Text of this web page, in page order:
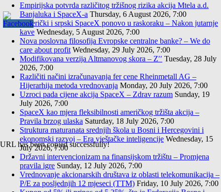
URL has been copied successfully!
Empirijska potvrda različitog tržišnog rizika akcija Mtela a.d.
Banjaluka i SpaceX-a Thursday, 6 August 2026, 7:00
Američki i srpski SpaceX ponovo u raskoraku – Nakon jutarnje
kave Wednesday, 5 August 2026, 7:00
Nova poslovna filosofija Evropske centralne banke? – We do
care about profit Wednesday, 29 July 2026, 7:00
Modifikovana verzija Altmanovog skora – Z′′ Tuesday, 28 July
2026, 7:00
Različiti načini izračunavanja fer cene Rheinmetall AG –
Hijerarhija metoda vrednovanja Monday, 20 July 2026, 7:00
Uzroci pada cijene akcija SpaceX – Zdrav razum Sunday, 19
July 2026, 7:00
SpaceX kao mjera fleksibilnosti američkog tržišta akcija –
Pravila brzog ulaska Saturday, 18 July 2026, 7:00
Struktura maturanata srednjih škola u Bosni i Hercegovini i
ekonomski razvoj – Era vještačke inteligencije Wednesday, 15
July 2026, 7:00
Državni intervencionizam na finansijskom tržištu – Promjena
pravila igre Sunday, 12 July 2026, 7:00
Vrednovanje akcionarskih društava iz oblasti telekomunikacija –
P/E za posljednjih 12 mjeseci (TTM) Friday, 10 July 2026, 7:00